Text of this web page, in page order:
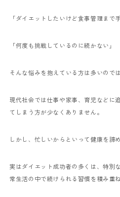
「ダイエットしたいけど食事管理まで
「何度も挑戦しているのに続かない」
そんな悩みを抱えている方は多いので
現代社会では仕事や家事、育児などに
てしまう方が少なくありません。
しかし、忙しいからといって健康を諦
実はダイエット成功者の多くは、特別
常生活の中で続けられる習慣を積み重